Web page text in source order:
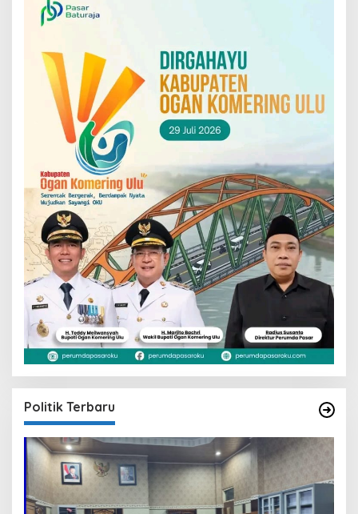
Politik Terbaru